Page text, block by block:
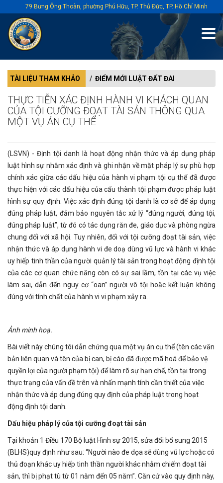
79 Bưng Ông Thoàn, phường Phú Hữu, TP. Thủ Đức, TP. Hồ Chí Minh
TÀI LIỆU THAM KHẢO ĐIỂM MỚI LUẬT ĐẤT ĐAI
THỰC TIỄN XÁC ĐỊNH HÀNH VI KHÁCH QUAN
CỦA TỘI CƯỠNG ĐOẠT TÀI SẢN THÔNG QUA
MỘT VỤ ÁN CỤ THỂ
(LSVN) - Định tội danh là hoạt động nhận thức và áp dụng pháp
luật hình sự nhằm xác định và ghi nhận về mặt pháp lý sự phù hợp
chính xác giữa các dấu hiệu của hành vi phạm tội cụ thể đã được
thực hiện với các dấu hiệu của cấu thành tội phạm được pháp luật
hình sự quy định. Việc xác định đúng tội danh là cơ sở để áp dụng
đúng pháp luật, đảm bảo nguyên tắc xử lý “đúng người, đúng tội,
đúng pháp luật”, từ đó có tác dụng răn đe, giáo dục và phòng ngừa
chung đối với xã hội. Tuy nhiên, đối với tội cưỡng đoạt tài sản, việc
nhận thức và áp dụng hành vi đe doạ dùng vũ lực và hành vi khác
uy hiếp tinh thần của người quản lý tài sản trong hoạt động định tội
của các cơ quan chức năng còn có sự sai lầm, tồn tại các vụ việc
làm sai, dẫn đến nguy cơ “oan” người vô tội hoặc kết luận không
đúng với tính chất của hành vi vi phạm xảy ra.
Ảnh minh hoạ.
Bài viết này chúng tôi dẫn chứng qua một vụ án cụ thể (tên các văn
bản liên quan và tên của bị can, bị cáo đã được mã hoá để bảo vệ
quyền lợi của người phạm tội) để làm rõ sự hạn chế, tồn tại trong
thực trạng của vấn đề trên và nhấn mạnh tính cần thiết của việc
nhận thức và áp dụng đúng quy định của pháp luật trong hoạt
động định tội danh.
Dấu hiệu pháp lý của tội cưỡng đoạt tài sản
Tại khoản 1 Điều 170 Bộ luật Hình sự 2015, sửa đổi bổ sung 2015
(BLHS)quy định như sau: “Người nào đe dọa sẽ dùng vũ lực hoặc có
thủ đoạn khác uy hiếp tinh thần người khác nhằm chiếm đoạt tài
sản, thì bị phạt tù từ 01 năm đến 05 năm”. Căn cứ vào quy định này,